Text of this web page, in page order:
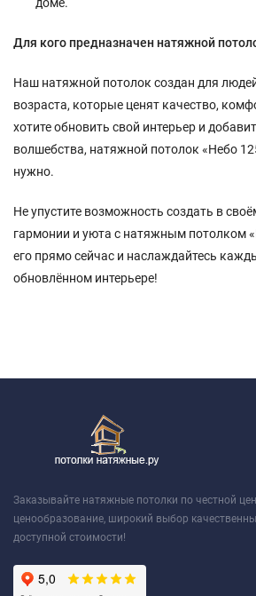
Для кого предназначен натяжной
Наш натяжной потолок создан для
возраста, которые ценят качество,
хотите обновить свой интерьер и
волшебства, натяжной потолок «Небо
нужно.
Не упустите возможность создать в
гармонии и уюта с натяжным потолком
его прямо сейчас и наслаждайтесь
обновлённом интерьере!
Заказывайте натяжные потолки по честной
ценообразование, широкий выбор
доступной стоимости!